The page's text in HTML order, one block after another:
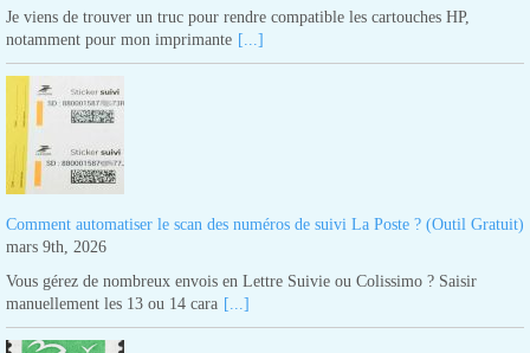
Je viens de trouver un truc pour rendre compatible les cartouches HP,
notamment pour mon imprimante [...]
Comment automatiser le scan des numéros de suivi La Poste ? (Outil Gratuit)
mars 9th, 2026
Vous gérez de nombreux envois en Lettre Suivie ou Colissimo ? Saisir
manuellement les 13 ou 14 cara [...]